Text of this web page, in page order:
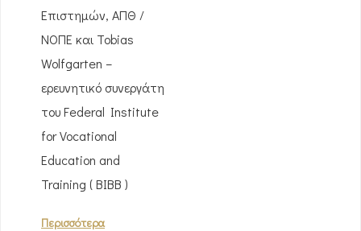
Επιστημών, ΑΠΘ /
ΝΟΠΕ και Tobias
Wolfgarten –
ερευνητικό συνεργάτη
του Federal Institute
for Vocational
Education and
Training ( ΒΙΒΒ )
Περισσότερα